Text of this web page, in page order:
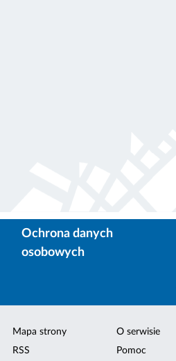
Ochrona danych
osobowych
Mapa strony
RSS
O serwisie
Pomoc